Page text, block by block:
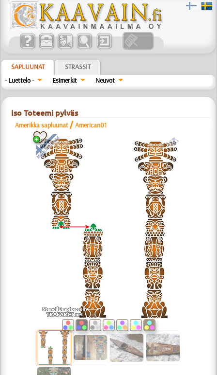
SAPLUUNAT
STRASSIT
- Luettelo -
Esimerkit Neuvot
Iso Toteemi pylväs
Amerikka sapluunat /American01
a